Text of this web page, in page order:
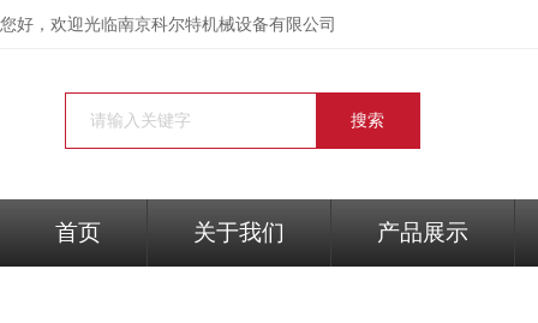
您好，欢迎光临南京科尔特机械设备有限公司
首页 关于我们 产品展示